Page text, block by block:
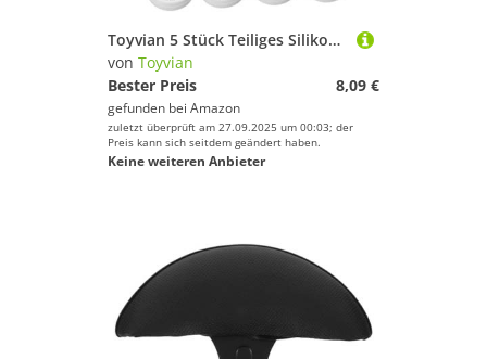
Toyvian 5 Stück Teiliges Silikon Tennis Schläger Dämpfer Vibrationsdämpfer für Tennisspieler Leicht Kompakt Einfache Montage Armvibrationen Verbessert Spielkomfort
von Toyvian
Bester Preis
8,09 €
gefunden bei Amazon
zuletzt überprüft am 27.09.2025 um 00:03; der
Preis kann sich seitdem geändert haben.
Keine weiteren Anbieter